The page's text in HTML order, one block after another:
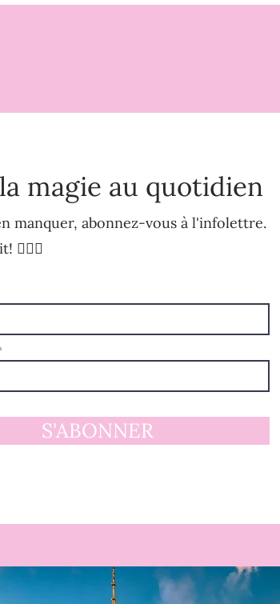
magie au quotidien
manquer, abonnez-vous à l'infolettre.
🧚🏻‍♀️
S'ABONNER